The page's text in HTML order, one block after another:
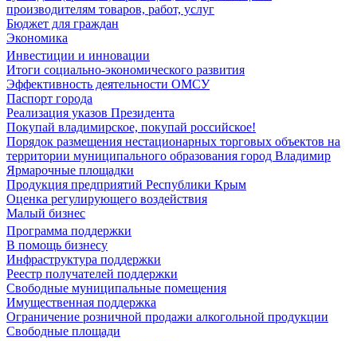
производителям товаров, работ, услуг
Бюджет для граждан
Экономика
Инвестиции и инновации
Итоги социально-экономического развития
Эффективность деятельности ОМСУ
Паспорт города
Реализация указов Президента
Покупай владимирское, покупай российское!
Порядок размещения нестационарных торговых объектов на
территории муниципального образования город Владимир
Ярмарочные площадки
Продукция предприятий Республики Крым
Оценка регулирующего воздействия
Малый бизнес
Программа поддержки
В помощь бизнесу
Инфраструктура поддержки
Реестр получателей поддержки
Свободные муниципальные помещения
Имущественная поддержка
Ограничение розничной продажи алкогольной продукции
Свободные площади